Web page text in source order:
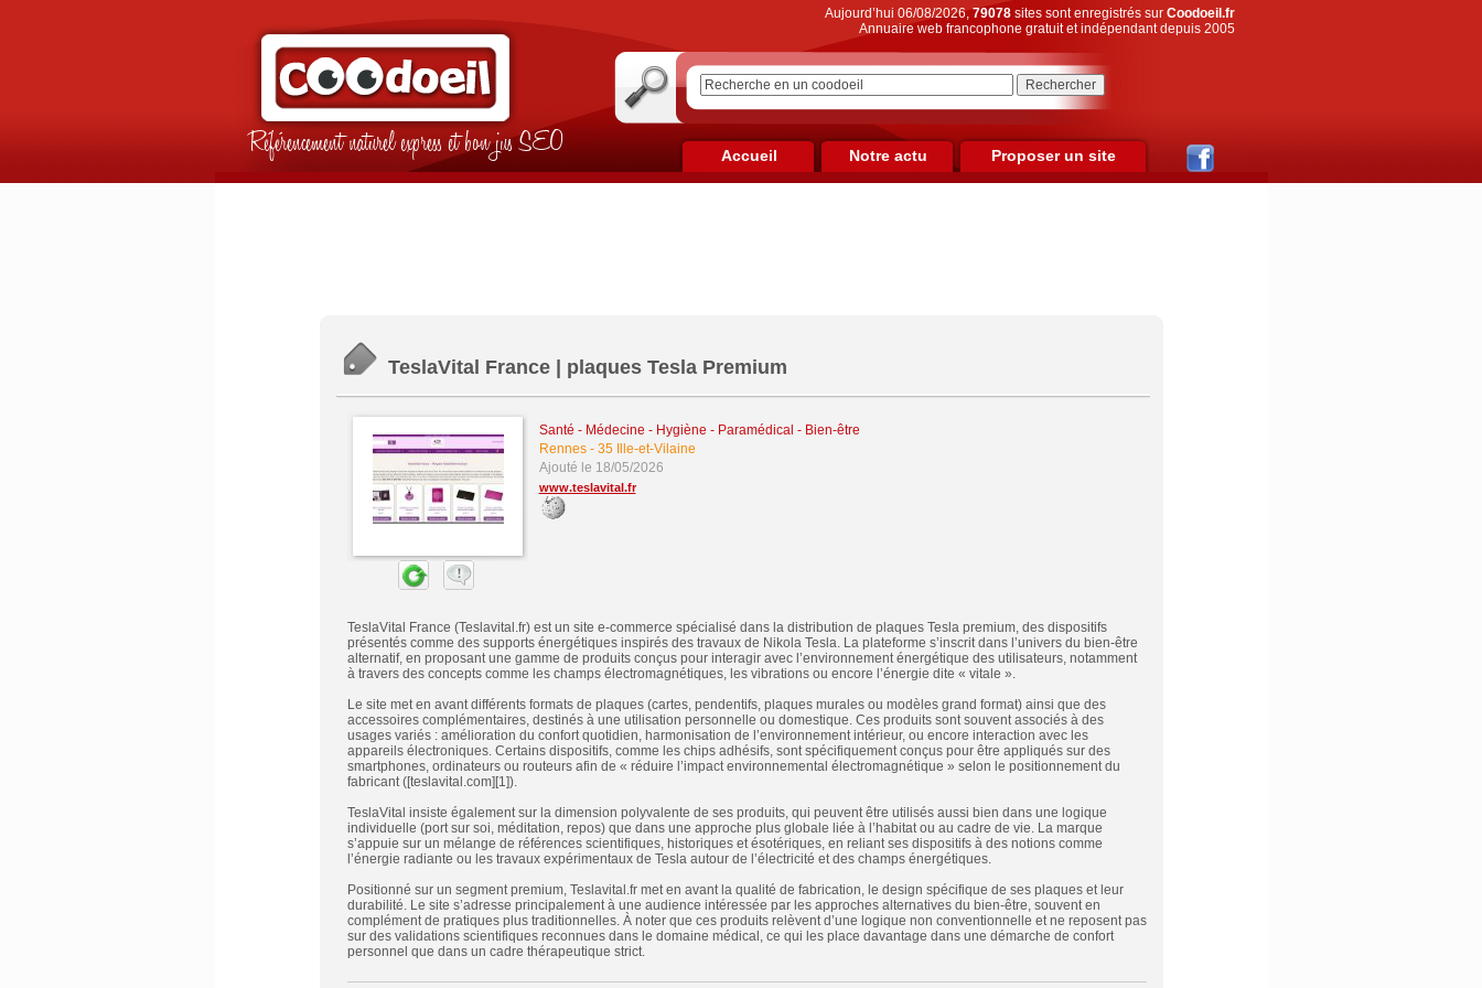
Référencement naturel express et bon jus SEO
Aujourd’hui 06/08/2026,79078sites sont enregistrés sur Coodoeil.fr
Annuaire web francophone gratuit et indépendant depuis 2005
Accueil Notre actu Proposer un site
TeslaVital France | plaques Tesla Premium
Santé - Médecine - Hygiène - Paramédical - Bien-être
Rennes- 35 Ille-et-Vilaine
Ajouté le 18/05/2026
www.teslavital.fr
TeslaVital France (Teslavital.fr) est un site e-commerce spécialisé dans la distribution de plaques Tesla premium, des dispositifs
présentés comme des supports énergétiques inspirés des travaux de Nikola Tesla. La plateforme s’inscrit dans l’univers du bien-être
alternatif, en proposant une gamme de produits conçus pour interagir avec l’environnement énergétique des utilisateurs, notamment
à travers des concepts comme les champs électromagnétiques, les vibrations ou encore l’énergie dite « vitale ».
Le site met en avant différents formats de plaques (cartes, pendentifs, plaques murales ou modèles grand format) ainsi que des
accessoires complémentaires, destinés à une utilisation personnelle ou domestique. Ces produits sont souvent associés à des
usages variés : amélioration du confort quotidien, harmonisation de l’environnement intérieur, ou encore interaction avec les
appareils électroniques. Certains dispositifs, comme les chips adhésifs, sont spécifiquement conçus pour être appliqués sur des
smartphones, ordinateurs ou routeurs afin de « réduire l’impact environnemental électromagnétique » selon le positionnement du
fabricant ([teslavital.com][1]).
TeslaVital insiste également sur la dimension polyvalente de ses produits, qui peuvent être utilisés aussi bien dans une logique
individuelle (port sur soi, méditation, repos) que dans une approche plus globale liée à l’habitat ou au cadre de vie. La marque
s’appuie sur un mélange de références scientifiques, historiques et ésotériques, en reliant ses dispositifs à des notions comme
l’énergie radiante ou les travaux expérimentaux de Tesla autour de l’électricité et des champs énergétiques.
Positionné sur un segment premium, Teslavital.fr met en avant la qualité de fabrication, le design spécifique de ses plaques et leur
durabilité. Le site s’adresse principalement à une audience intéressée par les approches alternatives du bien-être, souvent en
complément de pratiques plus traditionnelles. À noter que ces produits relèvent d’une logique non conventionnelle et ne reposent pas
sur des validations scientifiques reconnues dans le domaine médical, ce qui les place davantage dans une démarche de confort
personnel que dans un cadre thérapeutique strict.